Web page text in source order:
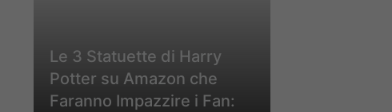
Le 3 Statuette di Harry
Potter su Amazon che
Faranno Impazzire i Fan: